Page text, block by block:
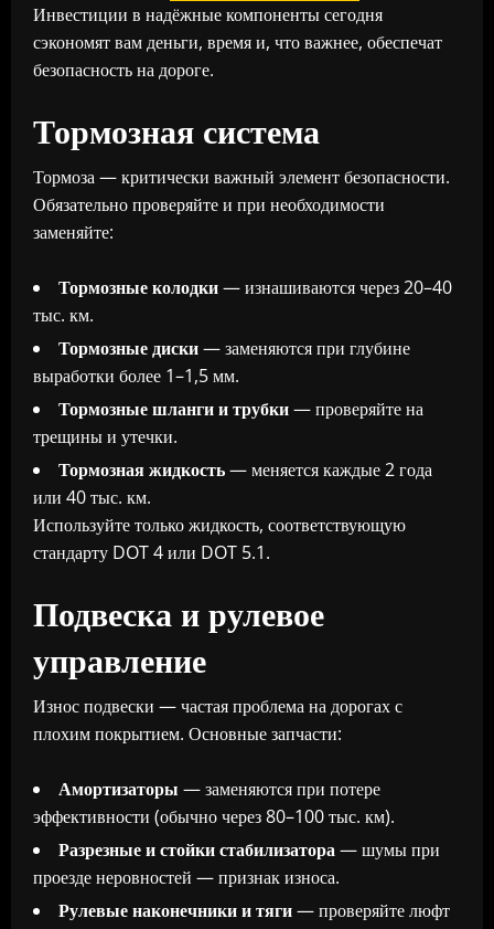
Инвестиции в надёжные компоненты сегодня
сэкономят вам деньги, время и, что важнее, обеспечат
безопасность на дороге.
Тормозная система
Тормоза — критически важный элемент безопасности.
Обязательно проверяйте и при необходимости
заменяйте:
Тормозные колодки— изнашиваются через 20–40
тыс. км.
Тормозные диски— заменяются при глубине
выработки более 1–1,5 мм.
Тормозные шланги и трубки— проверяйте на
трещины и утечки.
Тормозная жидкость— меняется каждые 2 года
или 40 тыс. км.
Используйте только жидкость, соответствующую
стандарту DOT 4 или DOT 5.1.
Подвеска и рулевое
управление
Износ подвески — частая проблема на дорогах с
плохим покрытием. Основные запчасти:
Амортизаторы — заменяются при потере
эффективности (обычно через 80–100 тыс. км).
Разрезные и стойки стабилизатора— шумы при
проезде неровностей — признак износа.
Рулевые наконечники и тяги— проверяйте люфт